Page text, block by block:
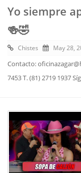
Yo siempre
🍻🤣
Chistes May 28,
Contacto:
7453 T. (81) 2719 1937